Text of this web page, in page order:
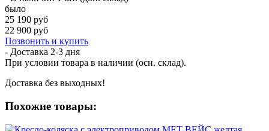
было
25 190 руб
22 900 руб
Позвонить и купить
- Доставка 2-3 дня
При условии товара в наличии (осн. склад).
Доставка без выходных!
Похожие товары: